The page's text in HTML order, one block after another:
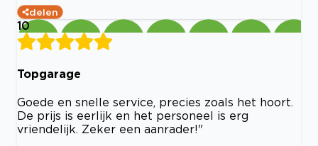
delen
10
Topgarage
Goede en snelle service, precies zoals het hoort.
De prijs is eerlijk en het personeel is erg
vriendelijk. Zeker een aanrader!"